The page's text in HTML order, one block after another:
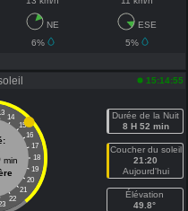
NE
ESE
6%
5%
15:14:55
14
15
16
17
18
19
20
21
22
min
Durée de la Nuit
8 H 52 min
Coucher du soleil
21:20
Aujourd'hui
Élévation
49.8°